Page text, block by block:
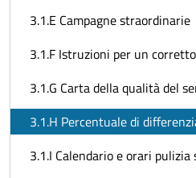
3.1.E Campagne straordinarie
3.1.F Istruzioni per un
3.1.G Carta della qualità del
3.1.H Percentuale di
3.1.I Calendario e orari pulizia